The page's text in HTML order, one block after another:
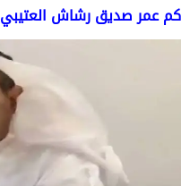
كم عمر صديق رشاش العتيبي